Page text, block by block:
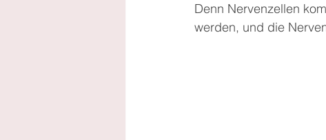
Denn Nervenzellen
werden, und die